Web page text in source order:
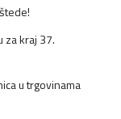
za kraj 37.
u trgovinama